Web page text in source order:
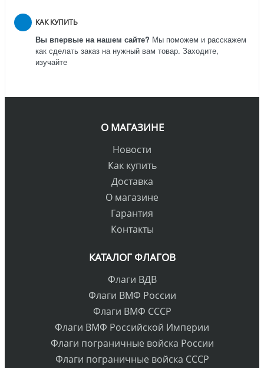
КАК КУПИТЬ
Вы впервые на нашем сайте? Мы поможем и расскажем
как сделать заказ на нужный вам товар. Заходите,
изучайте
О МАГАЗИНЕ
Новости
Как купить
Доставка
О магазине
Гарантия
Контакты
КАТАЛОГ ФЛАГОВ
Флаги ВДВ
Флаги ВМФ России
Флаги ВМФ СССР
Флаги ВМФ Российской Империи
Флаги пограничные войска России
Флаги пограничные войска СССР